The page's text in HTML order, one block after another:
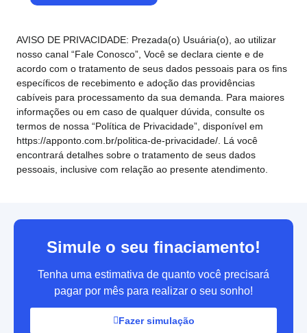
AVISO DE PRIVACIDADE: Prezada(o) Usuária(o), ao utilizar
nosso canal “Fale Conosco”, Você se declara ciente e de
acordo com o tratamento de seus dados pessoais para os fins
específicos de recebimento e adoção das providências
cabíveis para processamento da sua demanda. Para maiores
informações ou em caso de qualquer dúvida, consulte os
termos de nossa “Política de Privacidade”, disponível em
https://apponto.com.br/politica-de-privacidade/. Lá você
encontrará detalhes sobre o tratamento de seus dados
pessoais, inclusive com relação ao presente atendimento.
Simule o seu finaciamento!
Tenha uma estimativa de quanto você precisará
pagar por mês para realizar o seu sonho!
Fazer simulação